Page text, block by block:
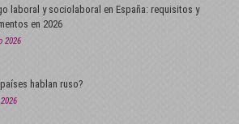
laboral y sociolaboral en España: requisitos y
en 2026
2026
hablan ruso?